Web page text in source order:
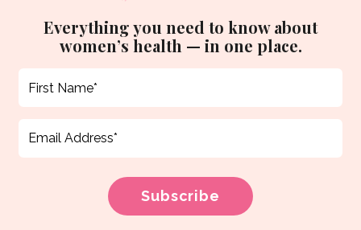
Everything you need to know about
women’s health — in one place.